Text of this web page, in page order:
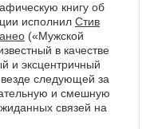
книгу об
исполнил Стив
(«Мужской
в качестве
и эксцентричный
следующей за
и смешную
связей на